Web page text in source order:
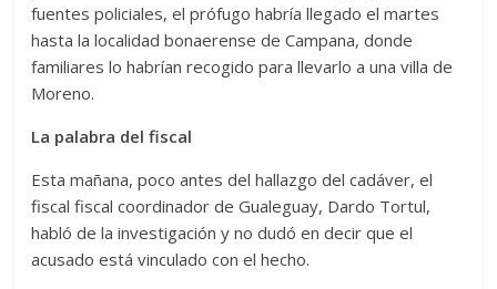
fuentes policiales, el prófugo habría llegado el martes
hasta la localidad bonaerense de Campana, donde
familiares lo habrían recogido para llevarlo a una villa de
Moreno.
La palabra del fiscal
Esta mañana, poco antes del hallazgo del cadáver, el
fiscal fiscal coordinador de Gualeguay, Dardo Tortul,
habló de la investigación y no dudó en decir que el
acusado está vinculado con el hecho.